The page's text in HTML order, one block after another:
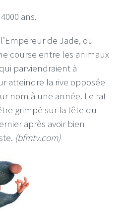
ans.
de Jade, ou
course entre les animaux
parviendraient à
atteindre la rive opposée
nom à une année. Le rat
grimpé sur la tête du
après avoir bien
(bfmtv.com)